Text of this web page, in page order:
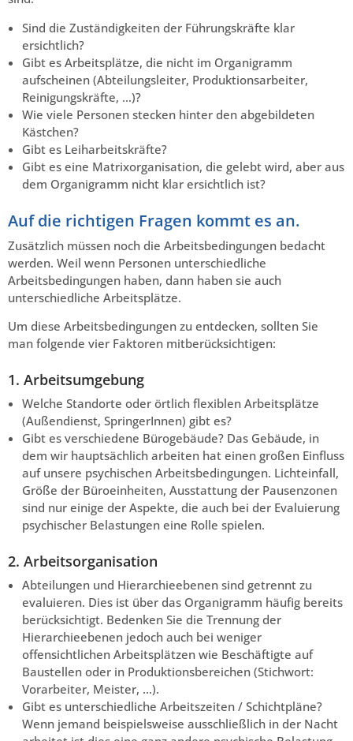
Sind die Zuständigkeiten der Führungskräfte klar
ersichtlich?
Gibt es Arbeitsplätze, die nicht im Organigramm
aufscheinen (Abteilungsleiter, Produktionsarbeiter,
Reinigungskräfte, …)?
Wie viele Personen stecken hinter den abgebildeten
Kästchen?
Gibt es Leiharbeitskräfte?
Gibt es eine Matrixorganisation, die gelebt wird, aber aus
dem Organigramm nicht klar ersichtlich ist?
Auf die richtigen Fragen kommt es an.
Zusätzlich müssen noch die Arbeitsbedingungen bedacht
werden. Weil wenn Personen unterschiedliche
Arbeitsbedingungen haben, dann haben sie auch
unterschiedliche Arbeitsplätze.
Um diese Arbeitsbedingungen zu entdecken, sollten Sie
man folgende vier Faktoren mitberücksichtigen:
1. Arbeitsumgebung
Welche Standorte oder örtlich flexiblen Arbeitsplätze
(Außendienst, SpringerInnen) gibt es?
Gibt es verschiedene Bürogebäude? Das Gebäude, in
dem wir hauptsächlich arbeiten hat einen großen Einfluss
auf unsere psychischen Arbeitsbedingungen. Lichteinfall,
Größe der Büroeinheiten, Ausstattung der Pausenzonen
sind nur einige der Aspekte, die auch bei der Evaluierung
psychischer Belastungen eine Rolle spielen.
2. Arbeitsorganisation
Abteilungen und Hierarchieebenen sind getrennt zu
evaluieren. Dies ist über das Organigramm häufig bereits
berücksichtigt. Bedenken Sie die Trennung der
Hierarchieebenen jedoch auch bei weniger
offensichtlichen Arbeitsplätzen wie Beschäftigte auf
Baustellen oder in Produktionsbereichen (Stichwort:
Vorarbeiter, Meister, …).
Gibt es unterschiedliche Arbeitszeiten / Schichtpläne?
Wenn jemand beispielsweise ausschließlich in der Nacht